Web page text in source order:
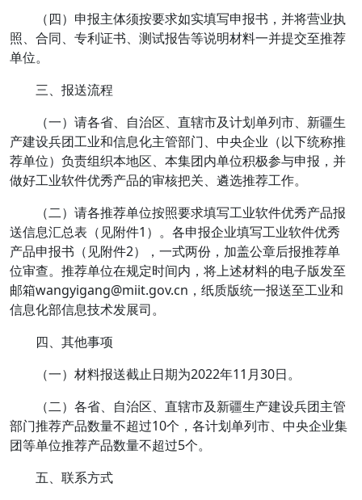
（四）申报主体须按要求如实填写申报书，并将营业执
照、合同、专利证书、测试报告等说明材料一并提交至推荐
单位。
三、报送流程
（一）请各省、自治区、直辖市及计划单列市、新疆生
产建设兵团工业和信息化主管部门、中央企业（以下统称推
荐单位）负责组织本地区、本集团内单位积极参与申报，并
做好工业软件优秀产品的审核把关、遴选推荐工作。
（二）请各推荐单位按照要求填写工业软件优秀产品报
送信息汇总表（见附件1）。各申报企业填写工业软件优秀
产品申报书（见附件2），一式两份，加盖公章后报推荐单
位审查。推荐单位在规定时间内，将上述材料的电子版发至
邮箱wangyigang@miit.gov.cn，纸质版统一报送至工业和
信息化部信息技术发展司。
四、其他事项
（一）材料报送截止日期为2022年11月30日。
（二）各省、自治区、直辖市及新疆生产建设兵团主管
部门推荐产品数量不超过10个，各计划单列市、中央企业集
团等单位推荐产品数量不超过5个。
五、联系方式